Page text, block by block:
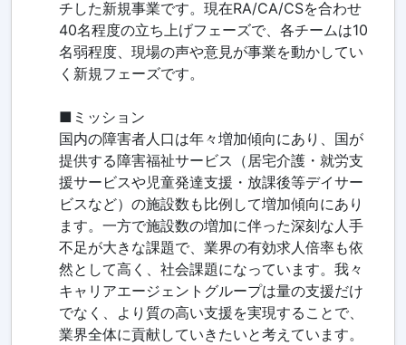
チした新規事業です。現在RA/CA/CSを合わせ
40名程度の立ち上げフェーズで、各チームは10
名弱程度、現場の声や意見が事業を動かしてい
く新規フェーズです。
■ミッション
国内の障害者人口は年々増加傾向にあり、国が
提供する障害福祉サービス（居宅介護・就労支
援サービスや児童発達支援・放課後等デイサー
ビスなど）の施設数も比例して増加傾向にあり
ます。一方で施設数の増加に伴った深刻な人手
不足が大きな課題で、業界の有効求人倍率も依
然として高く、社会課題になっています。我々
キャリアエージェントグループは量の支援だけ
でなく、より質の高い支援を実現することで、
業界全体に貢献していきたいと考えています。